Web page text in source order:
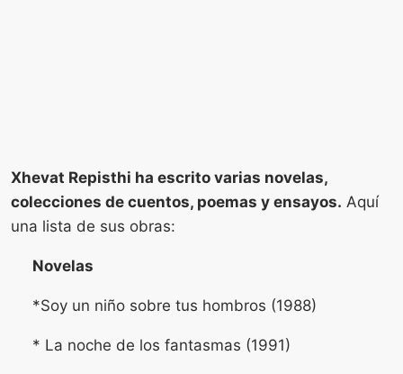
Xhevat Repisthi ha escrito varias novelas,
colecciones de cuentos, poemas y ensayos. Aquí
una lista de sus obras:
Novelas
*Soy un niño sobre tus hombros (1988)
* La noche de los fantasmas (1991)